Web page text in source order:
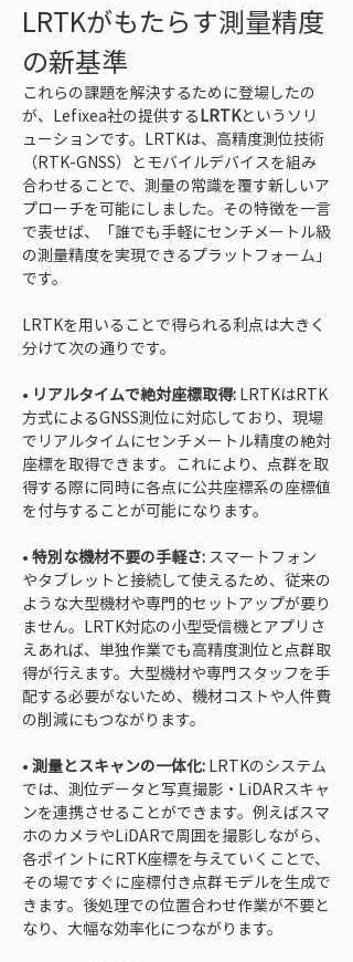
LRTKがもたらす測量精度
の新基準
これらの課題を解決するために登場したの
が、Lefixea社の提供するLRTKというソリ
ューションです。LRTKは、高精度測位技術
（RTK-GNSS）とモバイルデバイスを組み
合わせることで、測量の常識を覆す新しいア
プローチを可能にしました。その特徴を一言
で表せば、「誰でも手軽にセンチメートル級
の測量精度を実現できるプラットフォーム」
です。
LRTKを用いることで得られる利点は大きく
分けて次の通りです。
• リアルタイムで絶対座標取得: LRTKはRTK
方式によるGNSS測位に対応しており、現場
でリアルタイムにセンチメートル精度の絶対
座標を取得できます。これにより、点群を取
得する際に同時に各点に公共座標系の座標値
• 特別な機材不要の手軽さ: スマートフォン
やタブレットと接続して使えるため、従来の
ような大型機材や専門的セットアップが要り
ません。LRTK対応の小型受信機とアプリさ
えあれば、単独作業でも高精度測位と点群取
得が行えます。大型機材や専門スタッフを手
配する必要がないため、機材コストや人件費
• 測量とスキャンの一体化: LRTKのシステム
では、測位データと写真撮影・LiDARスキャ
ンを連携させることができます。例えばスマ
ホのカメラやLiDARで周囲を撮影しながら、
各ポイントにRTK座標を与えていくことで、
その場ですぐに座標付き点群モデルを生成で
きます。後処理での位置合わせ作業が不要と